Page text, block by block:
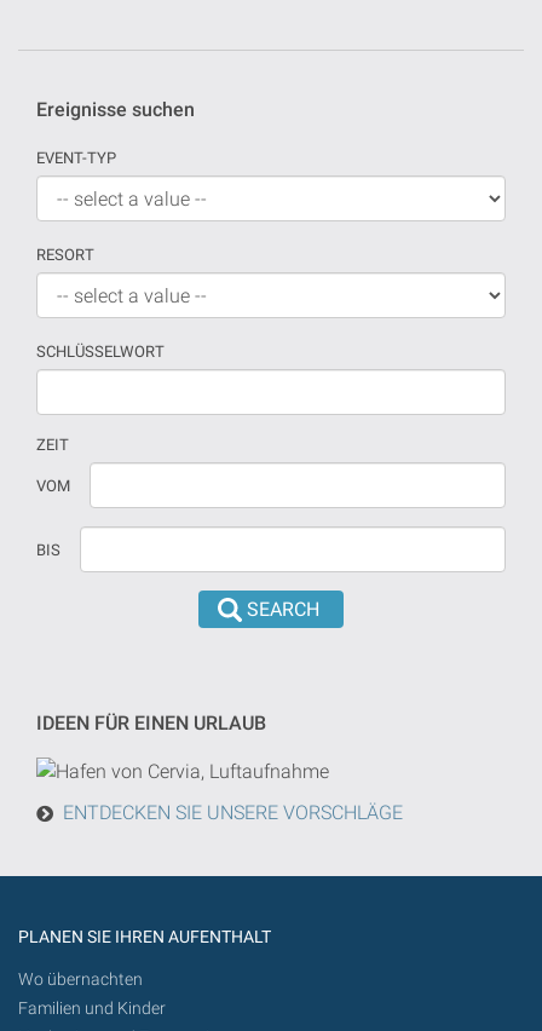
Ereignisse suchen
EVENT-TYP
RESORT
SCHLÜSSELWORT
ZEIT
Wenn
Datum
versehen
heute
in
Zukunft
werden
Datum
dd/mm/yyyy
VOM
BIS
IDEEN FÜR EINEN URLAUB
ENTDECKEN SIE UNSERE VORSCHLÄGE
PLANEN SIE IHREN AUFENTHALT
Wo übernachten
Familien und Kinder